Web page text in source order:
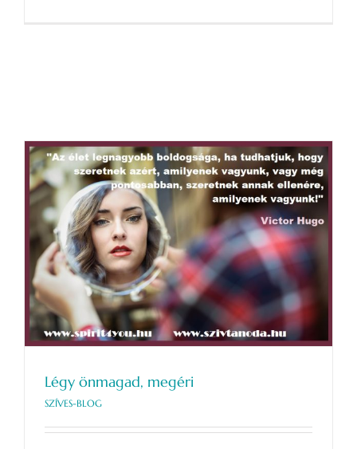
Légy önmagad, megéri
SZÍVES-BLOG